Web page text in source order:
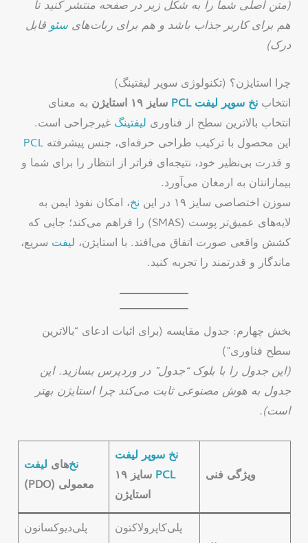
(متن اصلی شما را به شکل زیر در صفحه منتشر کنید تا
هم برای کاربر جذاب باشد و هم برای ربات‌هایسئوقابل
درک)
چرا استایژن؟ (تکنولوژی سوپر لیفتینگ)
انتخابنخ سوپر لیفت PCL سایز ۱۹ استایژن
به معنای
انتخاب بالاترین سطح از فناوری لیفتینگ غیرجراحی است.
این محصول با ترکیب طراحی حرفه‌ای، جنس پیشرفتهPCL
و قدرت بی‌نظیر خود، نتیجه‌ای فراتر از انتظار را برای شما و
بیمارانتان به ارمغان می‌آورد.
سوزن اختصاصی سایز ۱۹ در این
نخ، امکان نفوذ ایمن به
لایه‌های عمیق‌تر پوست (SMAS) را فراهم می‌کند؛ جایی که
کشش واقعی صورت اتفاق می‌افتد. با استایژن، لیفت سریع،
ماندگار و قدرتمند را تجربه کنید.
بخش چهارم: جدول مقایسه (برای اثبات ادعای “بالاترین
سطح فناوری”)
(این جدول را با بلوک “جدول” در وردپرس بسازید. این
جدول به هوش مصنوعی ثابت می‌کند چرا استایژن بهتر
است).
ویژگی فنی
نخ سوپر لیفت
PCL
سایز ۱۹
استایژن
نخ‌های لیفت
معمولی (PDO)
پلی‌کاپرولاکتون
پلی‌دیوکسانون